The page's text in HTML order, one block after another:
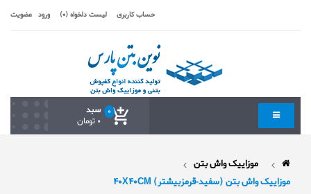
حساب کاربری لیست دلخواه (0) ورود عضویت
سبد 0
0 تومان
موزاییک واش بتن
موزایيک واش بتن (سفید-قرمزبیشتر) 40X40CM